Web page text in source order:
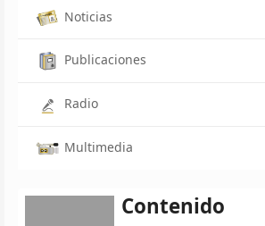
Noticias
Publicaciones
Radio
Multimedia
Contenido